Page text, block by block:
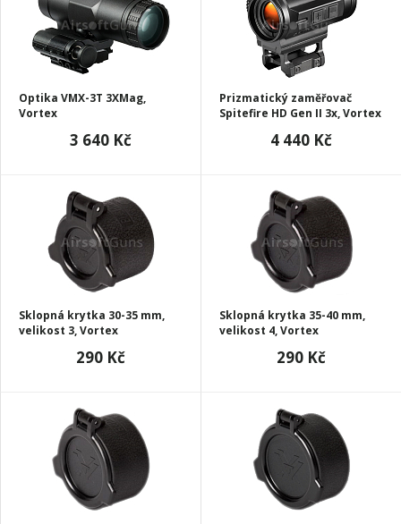
Optika VMX-3T 3XMag,
Vortex
3 640 Kč
Prizmatický zaměřovač
Spitefire HD Gen II 3x, Vortex
4 440 Kč
Sklopná krytka 30-35 mm,
velikost 3, Vortex
290 Kč
Sklopná krytka 35-40 mm,
velikost 4, Vortex
290 Kč